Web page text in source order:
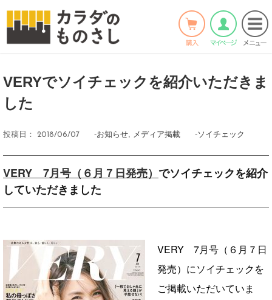
ホーム > お知らせ>
Twitter LINE
VERYでソイチェックを紹介いただきま
した
投稿日： 2018/06/07 -お知らせ, メディア掲載 -ソイチェック
VERY 7月号（６月７日発売） でソイチェックを紹介
していただきました
VERY 7月号（６月７日
発売）にソイチェックを
ご掲載いただいていま